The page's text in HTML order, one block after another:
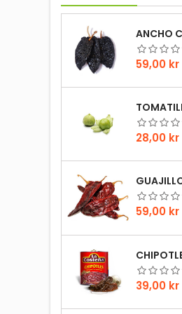
ANCHO
Pris
59,00 kr
Pris
28,00 kr
Pris
59,00 kr
Pris
39,00 kr